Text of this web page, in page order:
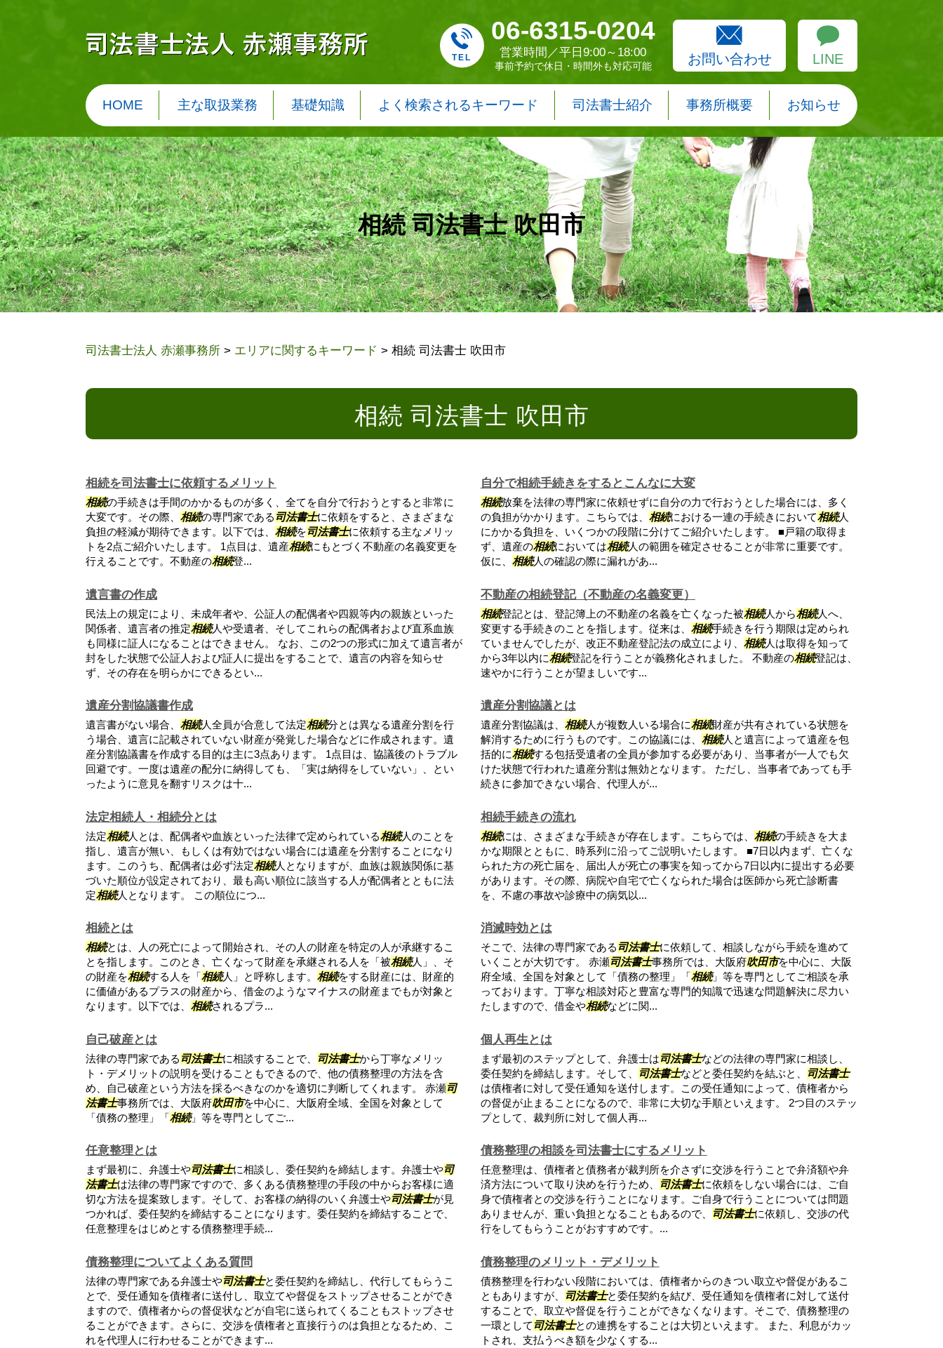
相続 司法書士 吹田市
06-6315-0204
営業時間／平日9:00～18:00
事前予約で休日・時間外も対応可能 お問い合わせ LINE
HOME 主な取扱業務 基礎知識 よく検索されるキーワード 司法書士紹介 事務所概要 お知らせ
司法書士法人 赤瀬事務所 > エリアに関するキーワード > 相続 司法書士 吹田市
相続 司法書士 吹田市
相続を司法書士に依頼するメリット
相続の手続きは手間のかかるものが多く、全てを自分で行おうとすると非常に
大変です。その際、 相続の専門家である 司法書士に依頼をすると、さまざまな
負担の軽減が期待できます。以下では、 相続を司法書士に依頼する主なメリッ
トを2点ご紹介いたします。 1点目は、遺産相続にもとづく不動産の名義変更を
行えることです。不動産の相続登...
自分で相続手続きをするとこんなに大変
相続放棄を法律の専門家に依頼せずに自分の力で行おうとした場合には、多く
の負担がかかります。こちらでは、 相続における一連の手続きにおいて相続人
にかかる負担を、いくつかの段階に分けてご紹介いたします。 ■戸籍の取得ま
ず、遺産の相続においては相続人の範囲を確定させることが非常に重要です。
仮に、 相続人の確認の際に漏れがあ...
遺言書の作成
民法上の規定により、未成年者や、公証人の配偶者や四親等内の親族といった
関係者、遺言者の推定相続人や受遺者、そしてこれらの配偶者および直系血族
も同様に証人になることはできません。 なお、この2つの形式に加えて遺言者が
封をした状態で公証人および証人に提出をすることで、遺言の内容を知らせ
ず、その存在を明らかにできるとい...
不動産の相続登記（不動産の名義変更）
相続登記とは、登記簿上の不動産の名義を亡くなった被相続人から相続人へ、
変更する手続きのことを指します。従来は、 相続手続きを行う期限は定められ
ていませんでしたが、改正不動産登記法の成立により、 相続人は取得を知って
から3年以内に相続登記を行うことが義務化されました。 不動産の相続登記は、
速やかに行うことが望ましいです...
遺産分割協議書作成
遺言書がない場合、 相続人全員が合意して法定相続分とは異なる遺産分割を行
う場合、遺言に記載されていない財産が発覚した場合などに作成されます。遺
産分割協議書を作成する目的は主に3点あります。 1点目は、協議後のトラブル
回避です。一度は遺産の配分に納得しても、「実は納得をしていない」、とい
ったように意見を翻すリスクは十...
遺産分割協議とは
遺産分割協議は、 相続人が複数人いる場合に相続財産が共有されている状態を
解消するために行うものです。この協議には、 相続人と遺言によって遺産を包
括的に相続する包括受遺者の全員が参加する必要があり、当事者が一人でも欠
けた状態で行われた遺産分割は無効となります。 ただし、当事者であっても手
続きに参加できない場合、代理人が...
法定相続人・相続分とは
法定相続人とは、配偶者や血族といった法律で定められている相続人のことを
指し、遺言が無い、もしくは有効ではない場合には遺産を分割することになり
ます。このうち、配偶者は必ず法定相続人となりますが、血族は親族関係に基
づいた順位が設定されており、最も高い順位に該当する人が配偶者とともに法
定相続人となります。 この順位につ...
相続手続きの流れ
相続には、さまざまな手続きが存在します。こちらでは、 相続の手続きを大ま
かな期限とともに、時系列に沿ってご説明いたします。 ■7日以内まず、亡くな
られた方の死亡届を、届出人が死亡の事実を知ってから7日以内に提出する必要
があります。その際、病院や自宅で亡くなられた場合は医師から死亡診断書
を、不慮の事故や診療中の病気以...
相続とは
相続とは、人の死亡によって開始され、その人の財産を特定の人が承継するこ
とを指します。このとき、亡くなって財産を承継される人を「被相続人」、そ
の財産を相続する人を「相続人」と呼称します。 相続をする財産には、財産的
に価値があるプラスの財産から、借金のようなマイナスの財産までもが対象と
なります。以下では、 相続されるプラ...
消滅時効とは
そこで、法律の専門家である 司法書士に依頼して、相談しながら手続を進めて
いくことが大切です。 赤瀬司法書士事務所では、大阪府吹田市を中心に、大阪
府全域、全国を対象として「債務の整理」「相続」等を専門としてご相談を承
っております。丁寧な相談対応と豊富な専門的知識で迅速な問題解決に尽力い
たしますので、借金や相続などに関...
自己破産とは
法律の専門家である 司法書士に相談することで、 司法書士から丁寧なメリッ
ト・デメリットの説明を受けることもできるので、他の債務整理の方法を含
め、自己破産という方法を採るべきなのかを適切に判断してくれます。 赤瀬司
法書士事務所では、大阪府吹田市を中心に、大阪府全域、全国を対象として
「債務の整理」「相続」等を専門としてご...
個人再生とは
まず最初のステップとして、弁護士は司法書士などの法律の専門家に相談し、
委任契約を締結します。そして、
司法書士などと委任契約を結ぶと、
司法書士
は債権者に対して受任通知を送付します。この受任通知によって、債権者から
の督促が止まることになるので、非常に大切な手順といえます。 2つ目のステッ
プとして、裁判所に対して個人再...
任意整理とは
まず最初に、弁護士や司法書士に相談し、委任契約を締結します。弁護士や司
法書士は法律の専門家ですので、多くある債務整理の手段の中からお客様に適
切な方法を提案致します。そして、お客様の納得のいく弁護士や司法書士が見
つかれば、委任契約を締結することになります。委任契約を締結することで、
任意整理をはじめとする債務整理手続...
債務整理の相談を司法書士にするメリット
任意整理は、債権者と債務者が裁判所を介さずに交渉を行うことで弁済額や弁
済方法について取り決めを行うため、
司法書士に依頼をしない場合には、ご自
身で債権者との交渉を行うことになります。ご自身で行うことについては問題
ありませんが、重い負担となることもあるので、
司法書士に依頼し、交渉の代
行をしてもらうことがおすすめです。...
債務整理についてよくある質問
法律の専門家である弁護士や司法書士と委任契約を締結し、代行してもらうこ
とで、受任通知を債権者に送付し、取立てや督促をストップさせることができ
ますので、債権者からの督促状などが自宅に送られてくることもストップさせ
ることができます。さらに、交渉を債権者と直接行うのは負担となるため、こ
れを代理人に行わせることができます...
債務整理のメリット・デメリット
債務整理を行わない段階においては、債権者からのきつい取立や督促があるこ
ともありますが、
司法書士と委任契約を結び、受任通知を債権者に対して送付
することで、取立や督促を行うことができなくなります。そこで、債務整理の
一環として 司法書士との連携をすることは大切といえます。 また、利息がカッ
トされ、支払うべき額を少なくする...